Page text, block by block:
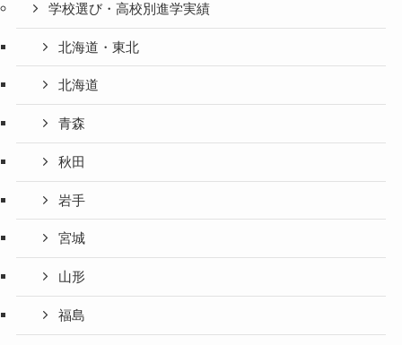
学校選び・高校別進学実績
北海道・東北
北海道
青森
秋田
岩手
宮城
山形
福島